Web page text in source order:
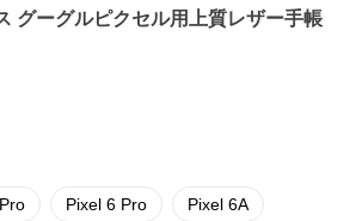
グーグルピクセル用上質レザー手帳
Pixel 6 Pro Pixel 6A